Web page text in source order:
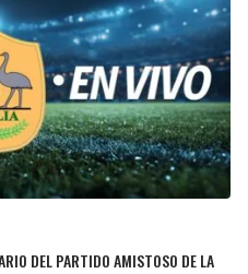
DEL PARTIDO AMISTOSO DE LA